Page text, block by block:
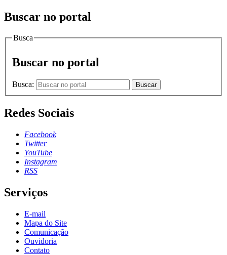
Buscar no portal
Busca
Buscar no portal
Busca: Buscar
Redes Sociais
Facebook
Twitter
YouTube
Instagram
RSS
Serviços
E-mail
Mapa do Site
Comunicação
Ouvidoria
Contato